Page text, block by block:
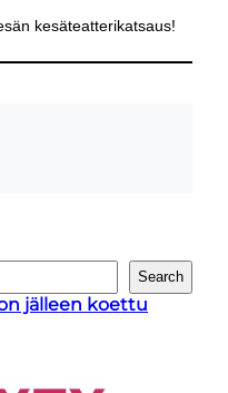
kesäteatterikatsaus!
Search
jälleen koettu